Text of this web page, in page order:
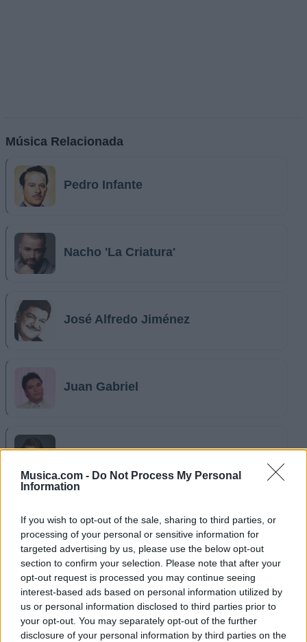
Musica.com - Do Not Process My Personal
Information
If you wish to opt-out of the sale, sharing to third parties, or
processing of your personal or sensitive information for
targeted advertising by us, please use the below opt-out
section to confirm your selection. Please note that after your
opt-out request is processed you may continue seeing
interest-based ads based on personal information utilized by
us or personal information disclosed to third parties prior to
your opt-out. You may separately opt-out of the further
disclosure of your personal information by third parties on the
Música Relacionada
Pedro Infante
Nacho 'La Criatura'
José Alfredo Jiménez
Juan Gabriel
Raphael
Rocío Dúrcal
Vicente Fernández